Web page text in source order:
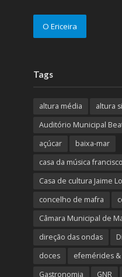
O Ericeira
Tags
altura média altura
Auditório Municipal
açúcar
baixa-mar
casa da música
Casa de cultura Jaime
concelho de mafra
Câmara Municipal de
direção das ondas
doces
efemérides
Gastronomia
GNR